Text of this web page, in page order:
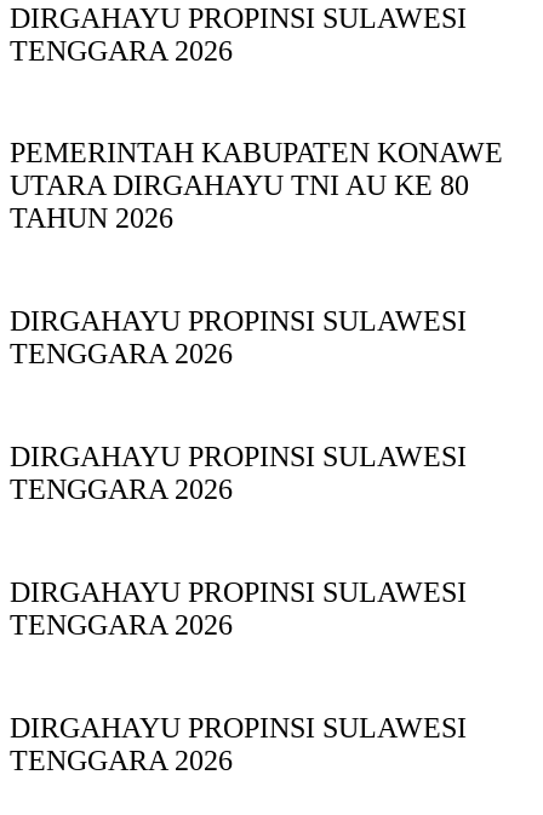
DIRGAHAYU PROPINSI SULAWESI
TENGGARA 2026
PEMERINTAH KABUPATEN KONAWE
UTARA DIRGAHAYU TNI AU KE 80
TAHUN 2026
DIRGAHAYU PROPINSI SULAWESI
TENGGARA 2026
DIRGAHAYU PROPINSI SULAWESI
TENGGARA 2026
DIRGAHAYU PROPINSI SULAWESI
TENGGARA 2026
DIRGAHAYU PROPINSI SULAWESI
TENGGARA 2026